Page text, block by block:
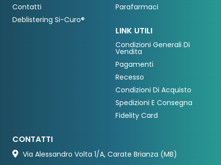
Contatti
Deblistering Si-Curo®
Parafarmaci
LINK UTILI
Condizioni Generali Di
Vendita
Pagamenti
Recesso
Condizioni Di Acquisto
Spedizioni E Consegna
Fidelity Card
CONTATTI
Via Alessandro Volta 1/A, Carate Brianza (MB)